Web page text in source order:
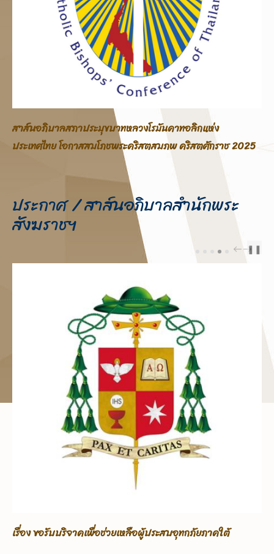
สาส์นอภิบาลสภาประมุขบาทหลวงโรมันคาทอลิกแห่ง
ประเทศไทย โอกาสสมโภชพระคริสตสมภพ คริสตศักราช 2025
ประกาศ / สาส์นอภิบาลสำนักพระ
สังฆราชฯ
PREV
NEXT
❚❚
เรื่อง ขอรับบริจาคเพื่อช่วยเหลือผู้ประสบอุทกภัยภาคใต้